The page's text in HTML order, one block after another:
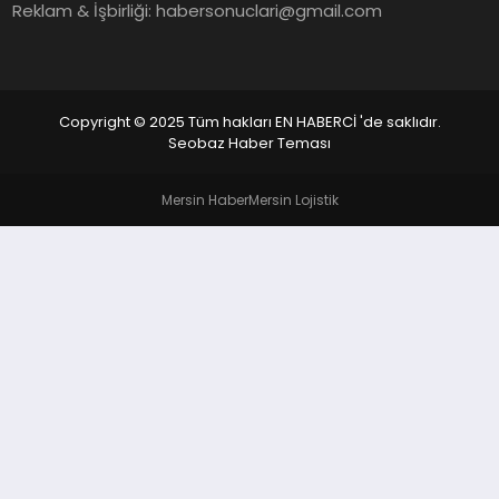
SIYASET
Reklam & İşbirliği:habersonuclari@gmail.com
Copyright © 2025 Tüm hakları EN HABERCİ 'de saklıdır.
Seobaz Haber Teması
Mersin HaberMersin Lojistik